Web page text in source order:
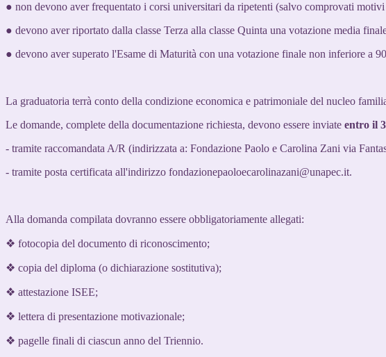
● non devono aver frequentato i corsi universitari da ripetenti (salvo comprovati
● devono aver riportato dalla classe Terza alla classe Quinta una votazione media
● devono aver superato l'Esame di Maturità con una votazione finale non inferiore a
La graduatoria terrà conto della condizione economica e patrimoniale del nucleo
Le domande, complete della documentazione richiesta, devono essere inviate entro il
- tramite raccomandata A/R (indirizzata a: Fondazione Paolo e Carolina Zani via
- tramite posta certificata all'indirizzo fondazionepaoloecarolinazani@unapec.it.
Alla domanda compilata dovranno essere obbligatoriamente allegati:
❖ fotocopia del documento di riconoscimento;
❖ copia del diploma (o dichiarazione sostitutiva);
❖ attestazione ISEE;
❖ lettera di presentazione motivazionale;
❖ pagelle finali di ciascun anno del Triennio.